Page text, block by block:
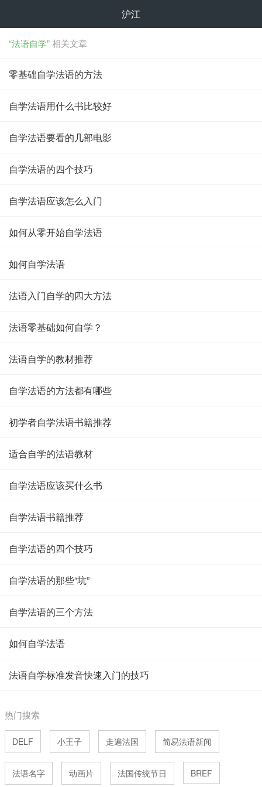
沪江
“法语自学”相关文章
零基础自学法语的方法
自学法语用什么书比较好
自学法语要看的几部电影
自学法语的四个技巧
自学法语应该怎么入门
如何从零开始自学法语
如何自学法语
法语入门自学的四大方法
法语零基础如何自学？
法语自学的教材推荐
自学法语的方法都有哪些
初学者自学法语书籍推荐
适合自学的法语教材
自学法语应该买什么书
自学法语书籍推荐
自学法语的四个技巧
自学法语的那些“坑”
自学法语的三个方法
如何自学法语
法语自学标准发音快速入门的技巧
热门搜索
DELF 小王子 走遍法国 简易法语新闻
法语名字 动画片 法国传统节日 BREF